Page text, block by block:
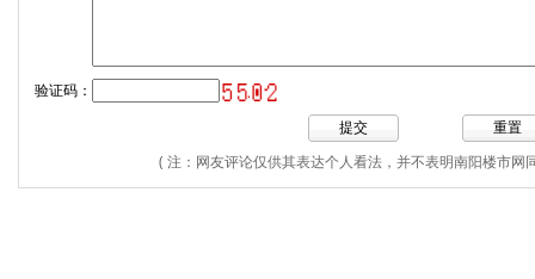
验证码：
( 注：网友评论仅供其表达个人看法，并不表明南阳楼市网